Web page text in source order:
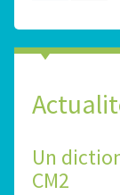
Un
CM2